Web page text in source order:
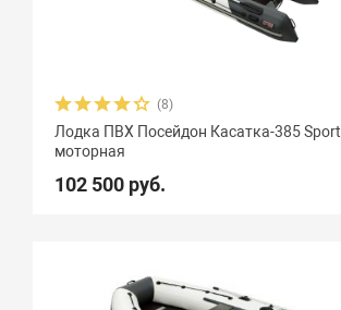
Фальшборт
Стрингера
(8)
Лодка ПВХ Посейдон Касатка-385 Sport
моторная
102 500 руб.